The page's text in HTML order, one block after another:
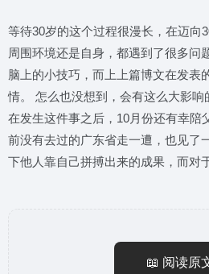
等待30岁的这个过程很漫长，在迈向
周围环境还是自身，都遇到了很多问
脑上的小技巧，而上上篇博文在发表
情。 怎么也没想到，会有这么大影
在发生这件事之后，10月份还有幸陪
前没有去过的广东省走一遭，也见了
下他人靠自己拼搏出来的成果，而对
📖 阅读原